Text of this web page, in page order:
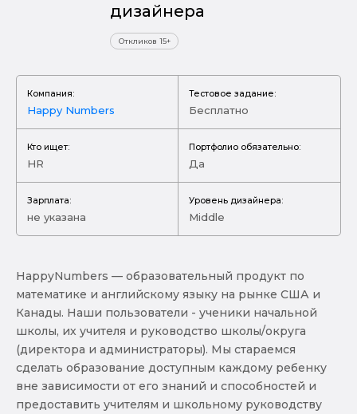
дизайнера
Откликов 15+
Компания:
Happy Numbers
Тестовое задание:
Бесплатно
Кто ищет:
HR
Портфолио обязательно:
Да
Зарплата:
не указана
Уровень дизайнера:
Middle
HappyNumbers — образовательный продукт по
математике и английскому языку на рынке США и
Канады. Наши пользователи - ученики начальной
школы, их учителя и руководство школы/округа
(директора и администраторы). Мы стараемся
сделать образование доступным каждому ребенку
вне зависимости от его знаний и способностей и
предоставить учителям и школьному руководству